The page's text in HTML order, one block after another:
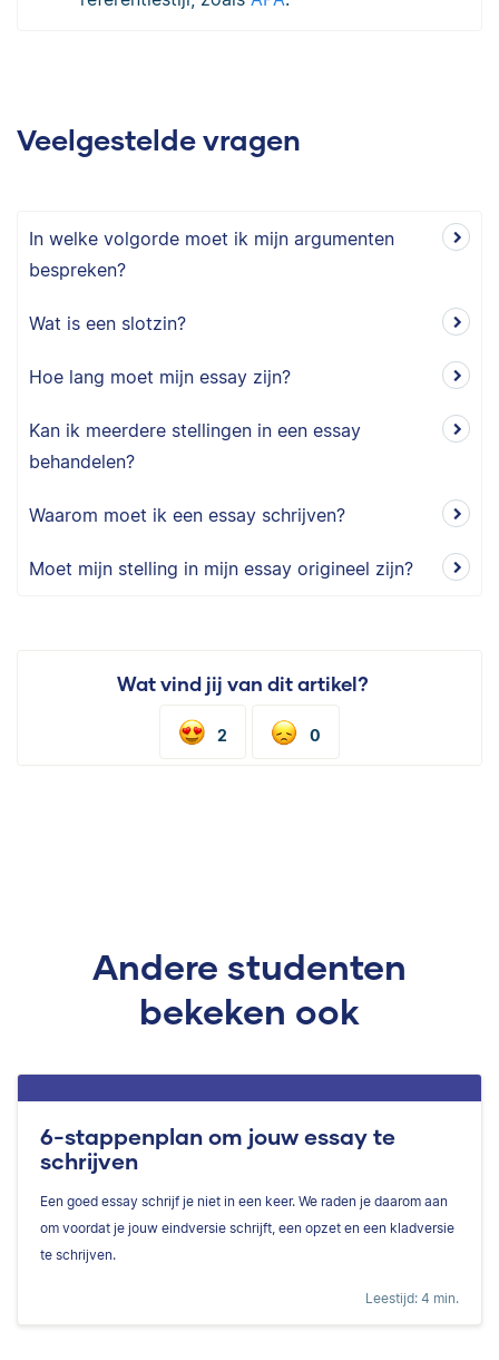
Veelgestelde vragen
In welke volgorde moet ik mijn argumenten
bespreken?
Wat is een slotzin?
Hoe lang moet mijn essay zijn?
Kan ik meerdere stellingen in een essay
behandelen?
Waarom moet ik een essay schrijven?
Moet mijn stelling in mijn essay origineel zijn?
Wat vind jij van dit artikel?
2 0
Andere studenten
bekeken ook
6-stappenplan om jouw essay te
schrijven
Een goed essay schrijf je niet in een keer. We raden je daarom aan
om voordat je jouw eindversie schrijft, een opzet en een kladversie
te schrijven.
Leestijd: 4 min.